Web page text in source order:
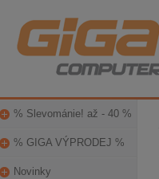
% Slevománie! až - 40 %
% GIGA VÝPRODEJ %
Novinky